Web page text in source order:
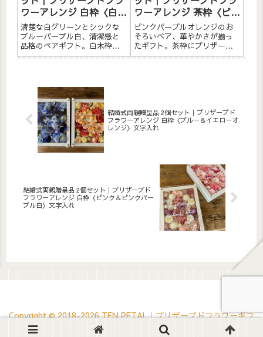
ワーアレンジ 白枠〈白グ
リーン＆ブルーパープル
白〉文字入れ
清楚な白グリーンとシックな
ブルーパープル白、清潔感と
品格のペアギフト。白木枠に
プリザーブドフラワーと造花
壁かけでも置き型でも飾れま
す。こんな方へ結婚式の両親
贈呈品に...
ワーアレンジ 茶枠〈ピン
クパープルオレンジペ
ア〉文字入れ
ピンクパープルオレンジのお
そろいペア、華やかさが揃っ
たギフト。茶枠にプリザーブ
ドフラワーと造花をたっぷり
同色ペ...
結婚式両親贈呈品 2個セット｜プリザーブド
フラワーアレンジ 白枠〈ブルー＆イエローオ
レンジ〉文字入れ
結婚式両親贈呈品 2個セット｜プリザーブド
フラワーアレンジ 白枠〈ピンク＆ピンクパー
プル白〉文字入れ
Copyright © 2018-2026 TEN PETAL｜プリザーブドフラワーギフ
ト・ウェルカムボード All Rights Reserved.